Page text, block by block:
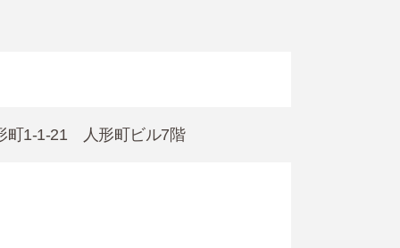
町1-1-21 人形町ビル7階